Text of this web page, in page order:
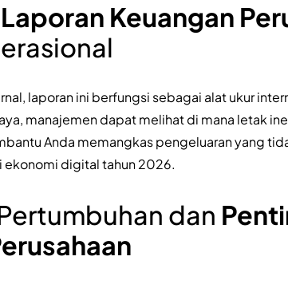
Keuangan
laporan ini berfungsi sebagai alat ukur
manajemen dapat melihat di mana letak
Anda memangkas pengeluaran yang
digital tahun 2026.
dan